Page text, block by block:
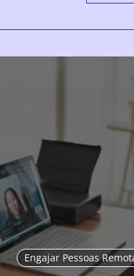
Engajar Pessoas